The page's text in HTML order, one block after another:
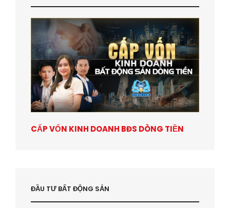
CẤP VỐN KINH DOANH BĐS DÒNG TIỀN
ĐẦU TƯ BẤT ĐỘNG SẢN